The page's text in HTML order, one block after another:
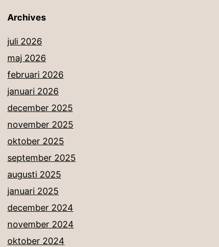
Archives
juli 2026
maj 2026
februari 2026
januari 2026
december 2025
november 2025
oktober 2025
september 2025
augusti 2025
januari 2025
december 2024
november 2024
oktober 2024